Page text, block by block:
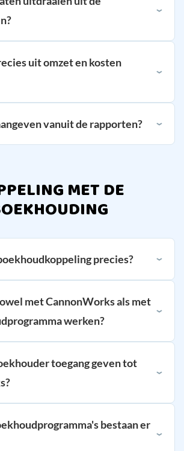
uit omzet en kosten
vanuit de rapporten?
MET DE
precies?
met CannonWorks als met
werken?
toegang geven tot
bestaan er